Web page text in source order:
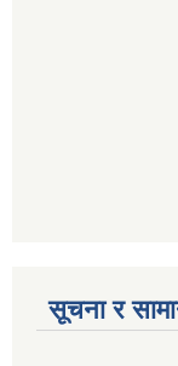
सूचना र